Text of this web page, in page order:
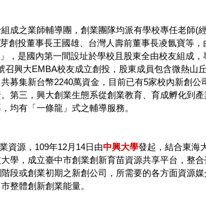
成之業師輔導團，創業團隊均派有學校專任老師(
創投董事長王國雄、台灣人壽前董事長凌氤寶等
，是國內第一間設址於學校且股東全由校友組成，
興大EMBA校友成立創投，股東成員包含微熱山丘
募集新台幣2240萬資金，目前已有5家校內新創公
第三，興大創業生態系從創業教育、育成孵化到
均有「一條龍」式之輔導服務。
資源，109年12月14日由中興大學發起，結合東海
學，成立臺中市創業創新育苗資源共享平台，整
段或創業初期之新創公司，所需要的各方面資源
整體創新創業能量。